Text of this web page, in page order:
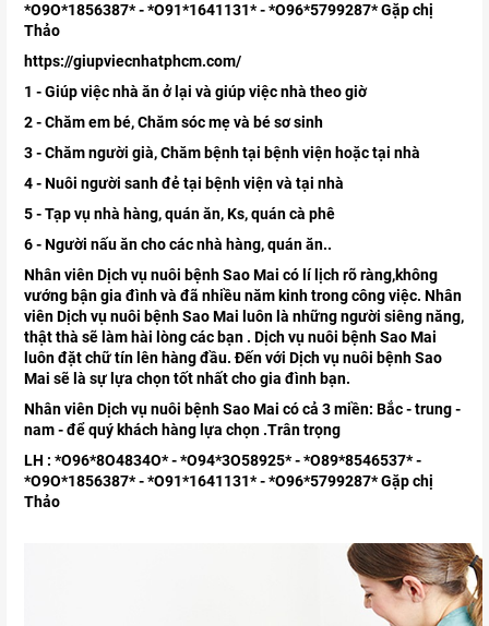
*O9O*1856387* - *O91*1641131* - *O96*5799287* Gặp chị
Thảo
https://giupviecnhatphcm.com/
1 - Giúp việc nhà ăn ở lại và giúp việc nhà theo giờ
2 - Chăm em bé, Chăm sóc mẹ và bé sơ sinh
3 - Chăm người già, Chăm bệnh tại bệnh viện hoặc tại nhà
4 - Nuôi người sanh đẻ tại bệnh viện và tại nhà
5 - Tạp vụ nhà hàng, quán ăn, Ks, quán cà phê
6 - Người nấu ăn cho các nhà hàng, quán ăn..
Nhân viên Dịch vụ nuôi bệnh Sao Mai có lí lịch rõ ràng,không
vướng bận gia đình và đã nhiều năm kinh trong công việc. Nhân
viên Dịch vụ nuôi bệnh Sao Mai luôn là những người siêng năng,
thật thà sẽ làm hài lòng các bạn . Dịch vụ nuôi bệnh Sao Mai
luôn đặt chữ tín lên hàng đầu. Đến với Dịch vụ nuôi bệnh Sao
Mai sẽ là sự lựa chọn tốt nhất cho gia đình bạn.
Nhân viên Dịch vụ nuôi bệnh Sao Mai có cả 3 miền: Bắc - trung -
nam - để quý khách hàng lựa chọn .Trân trọng
LH : *O96*8O4834O* - *O94*3O58925* - *O89*8546537* -
*O9O*1856387* - *O91*1641131* - *O96*5799287* Gặp chị
Thảo